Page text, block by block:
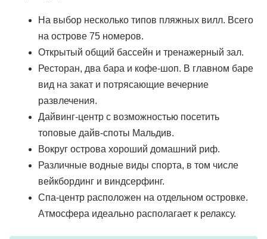
На выбор несколько типов пляжных вилл. Всего
на острове 75 номеров.
Открытый общий бассейн и тренажерный зал.
Ресторан, два бара и кофе-шоп. В главном баре
вид на закат и потрясающие вечерние
развлечения.
Дайвинг-центр с возможностью посетить
топовые дайв-споты Мальдив.
Вокруг острова хороший домашний риф.
Различные водные виды спорта, в том числе
вейкбординг и виндсерфинг.
Спа-центр расположен на отдельном островке.
Атмосфера идеально располагает к релаксу.